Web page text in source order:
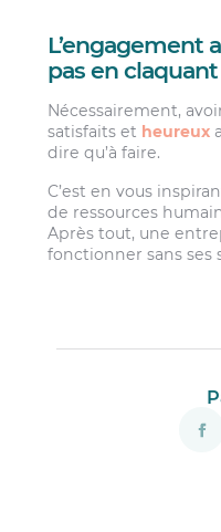
L’engagement
pas en
Nécessairement,
satisfaits et heureux
dire qu’à faire.
C’est en vous
de ressources
Après tout, une
fonctionner sans ses